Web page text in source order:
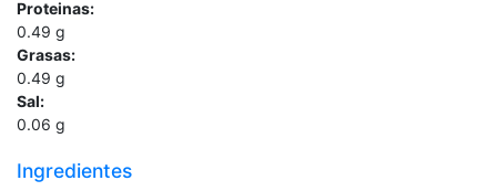
Proteinas:
0.49 g
Grasas:
0.49 g
Sal:
0.06 g
Ingredientes